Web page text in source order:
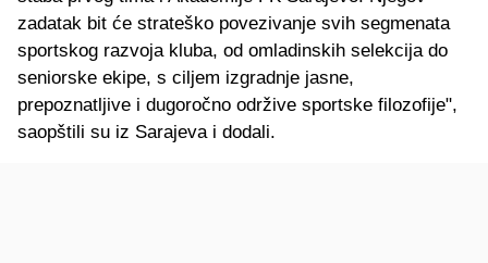
zadatak bit će strateško povezivanje svih segmenata
sportskog razvoja kluba, od omladinskih selekcija do
seniorske ekipe, s ciljem izgradnje jasne,
prepoznatljive i dugoročno održive sportske filozofije",
saopštili su iz Sarajeva i dodali.